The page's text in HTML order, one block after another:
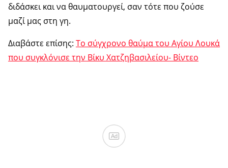
διδάσκει και να θαυματουργεί, σαν τότε που ζούσε
μαζί μας στη γη.
Διαβάστε επίσης: Το σύγχρονο θαύμα του Αγίου Λουκά
που συγκλόνισε την Βίκυ Χατζηβασιλείου- Βίντεο
Ad